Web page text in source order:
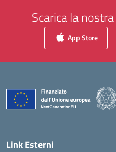
Scarica la
App Store
Link Esterni